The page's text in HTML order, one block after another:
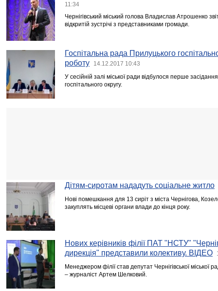
11:34
Чернігівський міський голова Владислав Атрошенко
відкритій зустрічі з представниками громади.
Госпітальна рада Прилуцького
роботу
14.12.2017 10:43
У сесійній залі міської ради відбулося перше
госпітального округу.
Дітям-сиротам нададуть соціальне житло
Нові помешкання для 13 сиріт з міста Чернігова,
закуплять місцеві органи влади до кінця року.
Нових керівників філії ПАТ "НСТУ"
дирекція" представили колективу. ВІДЕО
Менеджером філії став депутат Чернігівської
– журналіст Артем Шелковий.